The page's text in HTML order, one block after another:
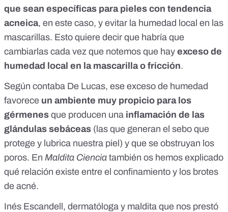
que sean específicas para pieles con tendencia
acneica, en este caso, y evitar la humedad local en las
mascarillas. Esto quiere decir que habría que
cambiarlas cada vez que notemos que hay exceso de
humedad local en la mascarilla o fricción.
Según contaba De Lucas, ese exceso de humedad
favorece un ambiente muy propicio para los
gérmenes que producen una inflamación de las
glándulas sebáceas (las que generan el sebo que
protege y lubrica nuestra piel) y que se obstruyan los
poros. En Maldita Ciencia también os hemos explicado
qué relación existe entre el confinamiento y los brotes
de acné.
Inés Escandell, dermatóloga y maldita que nos prestó